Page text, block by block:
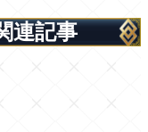
連記事